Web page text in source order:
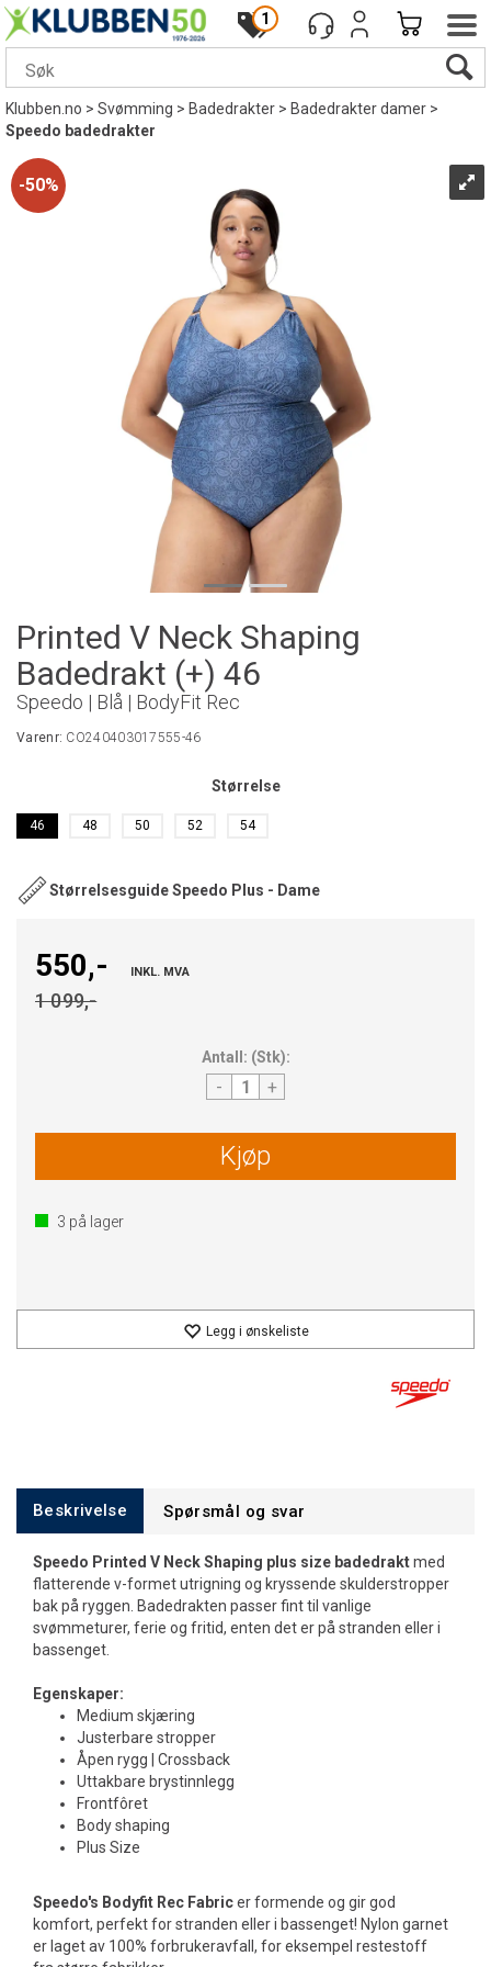
1
Klubben.no>Svømming>Badedrakter>Badedrakter damer>
Speedo badedrakter
50%
Printed V Neck Shaping
Badedrakt (+) 46
Speedo | Blå | BodyFit Rec
Varenr: CO240403017555-46
Størrelse
46 48 50 52 54
Størrelsesguide Speedo Plus - Dame
550,- INKL. MVA
1 099,-
Antall: (Stk):
- +
Kjøp
3 på lager
Legg i ønskeliste
Beskrivelse Spørsmål og svar
Speedo Printed V Neck Shaping plus size badedraktmed
flatterende v-formet utrigning og kryssende skulderstropper
bak på ryggen. Badedrakten passer fint til vanlige
svømmeturer, ferie og fritid, enten det er på stranden eller i
bassenget.
Egenskaper:
Medium skjæring
Justerbare stropper
Åpen rygg | Crossback
Uttakbare brystinnlegg
Frontfôret
Body shaping
Plus Size
Speedo's Bodyfit Rec Fabricer formende og gir god
komfort, perfekt for stranden eller i bassenget! Nylon garnet
er laget av 100% forbrukeravfall, for eksempel restestoff